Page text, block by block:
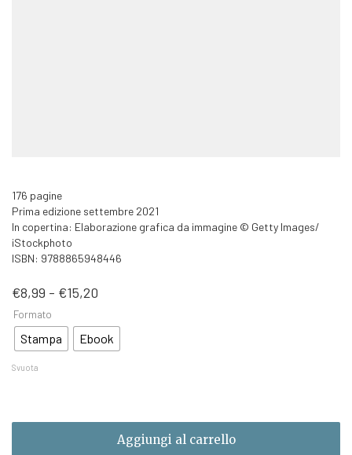
176 pagine
Prima edizione settembre 2021
In copertina: Elaborazione grafica da immagine © Getty Images/
iStockphoto
ISBN: 9788865948446
€8,99 - €15,20
da
€8,99
Formato
Stampa Ebook
Svuota
Aggiungi al carrello